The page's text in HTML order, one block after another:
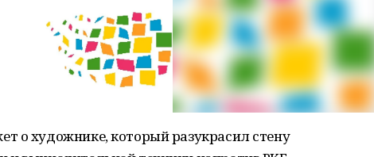
о художнике, который разукрасил стену